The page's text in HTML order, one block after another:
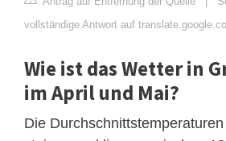
vollständige Antwort auf
Wie ist das Wetter in
im April und Mai?
Die